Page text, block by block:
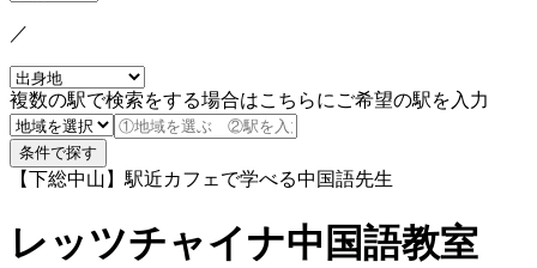
／
複数の駅で検索をする場合はこちらにご希望の駅を入力
【下総中山】駅近カフェで学べる中国語先生
レッツチャイナ中国語教室